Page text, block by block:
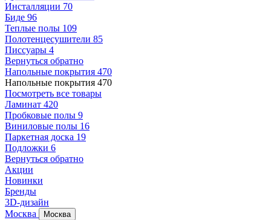
Инсталляции 70
Биде 96
Теплые полы 109
Полотенцесушители 85
Писсуары 4
Вернуться обратно
Напольные покрытия 470
Напольные покрытия 470
Посмотреть все товары
Ламинат 420
Пробковые полы 9
Виниловые полы 16
Паркетная доска 19
Подложки 6
Вернуться обратно
Акции
Новинки
Бренды
3D-дизайн
Москва
Москва